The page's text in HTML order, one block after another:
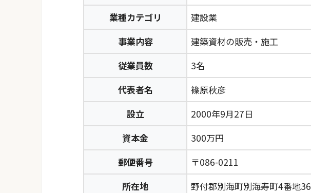
業種カテゴリ
建設業
事業内容
建築資材の販売・施工
従業員数
3名
代表者名
篠原秋彦
設立
2000年9月27日
資本金
300万円
郵便番号
〒086-0211
所在地
野付郡別海町別海寿町4番地36